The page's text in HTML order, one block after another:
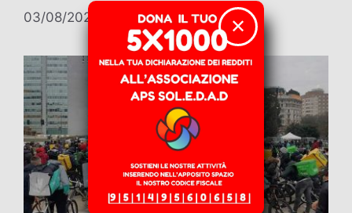
03/08/2026 Giuseppe Carroccia
✕